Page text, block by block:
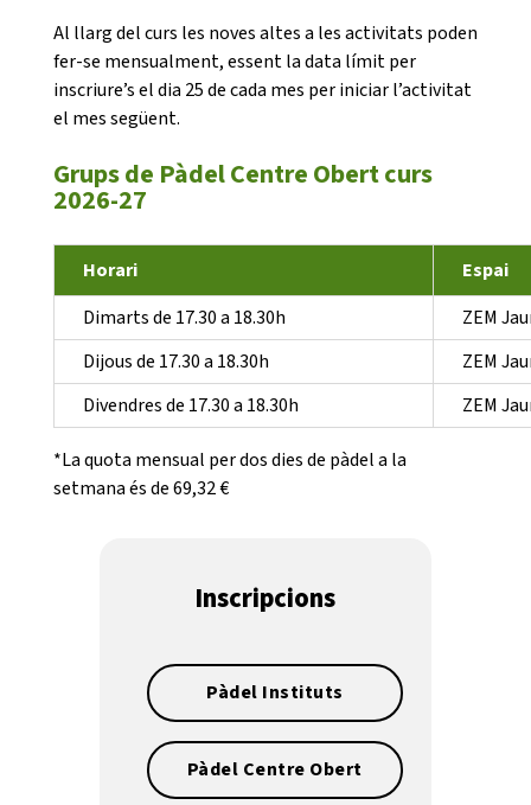
Al llarg del curs les noves altes a les activitats poden
fer-se mensualment, essent la data límit per
inscriure’s el dia 25 de cada mes per iniciar l’activitat
el mes següent.
Grups de Pàdel Centre Obert curs
2026-27
Horari
Espai
Dimarts de 17.30 a 18.30h
ZEM
Dijous de 17.30 a 18.30h
ZEM
Divendres de 17.30 a 18.30h
ZEM
*La quota mensual per dos dies de pàdel a la
setmana és de 69,32 €
Inscripcions
Pàdel Instituts
Pàdel Centre Obert